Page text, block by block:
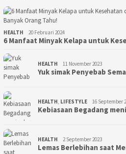
HEALTH 20 Februari 2024
6 Manfaat Minyak Kelapa untuk
HEALTH 11 November 2023
Yuk simak Penyebab
HEALTH LIFESTYLE 16 September
Kebiasaan Begadang
HEALTH 2 September 2023
Lemas Berlebihan saat